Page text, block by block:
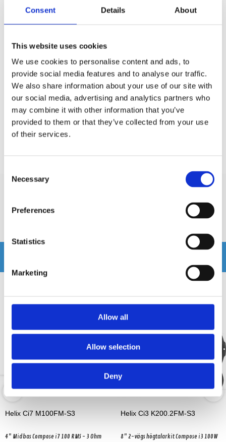
Consent Details About
This website uses cookies
We use cookies to personalise content and ads, to
provide social media features and to analyse our traffic.
We also share information about your use of our site with
our social media, advertising and analytics partners who
may combine it with other information that you’ve
provided to them or that they’ve collected from your use
of their services.
Selection
Necessary
Preferences
Statistics
Marketing
Allow all
Allow selection
Deny
Grundshoppen / Bilstereo /
Produktinformation
SKU: Ci7 T20FM-SC
MPN: Ci7 T20FM-SC
EAN / GTIN: 4057204323349
Helix Ci7 M100FM-S3
4" Midbas Compose i7 100 RMS - 3 Ohm
Helix Ci3 K200.2FM-S3
8" 2-vägs högtalarkit Compose i3 100W